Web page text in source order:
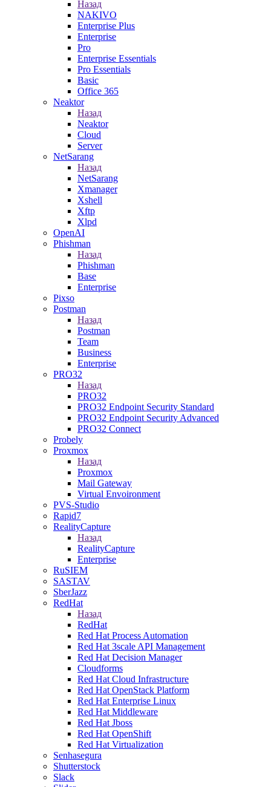
Назад
NAKIVO
Enterprise Plus
Enterprise
Pro
Enterprise Essentials
Pro Essentials
Basic
Office 365
Neaktor
Назад
Neaktor
Cloud
Server
NetSarang
Назад
NetSarang
Xmanager
Xshell
Xftp
Xlpd
OpenAI
Phishman
Назад
Phishman
Base
Enterprise
Pixso
Postman
Назад
Postman
Team
Business
Enterprise
PRO32
Назад
PRO32
PRO32 Endpoint Security Standard
PRO32 Endpoint Security Advanced
PRO32 Connect
Probely
Proxmox
Назад
Proxmox
Mail Gateway
Virtual Envoironment
PVS-Studio
Rapid7
RealityCapture
Назад
RealityCapture
Enterprise
RuSIEM
SASTAV
SberJazz
RedHat
Назад
RedHat
Red Hat Process Automation
Red Hat 3scale API Management
Red Hat Decision Manager
Cloudforms
Red Hat Cloud Infrastructure
Red Hat OpenStack Platform
Red Hat Enterprise Linux
Red Hat Middleware
Red Hat Jboss
Red Hat OpenShift
Red Hat Virtualization
Senhasegura
Shutterstock
Slack